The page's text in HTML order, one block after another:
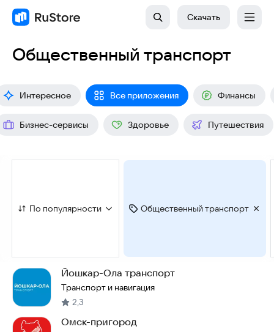
Скачать
Общественный транспорт
Интересное Все приложения Финансы
Бизнес-сервисы Здоровье Путешествия
По популярности Общественный транспорт
Йошкар-Ола транспорт
Транспорт и навигация
2,3
Омск-пригород